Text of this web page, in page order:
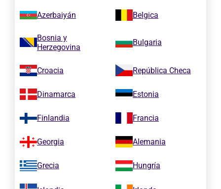
Azerbaiyán Belgica
Bosnia y
Herzegovina
Bulgaria
Croacia República Checa
Dinamarca Estonia
Finlandia Francia
Georgia Alemania
Grecia Hungría